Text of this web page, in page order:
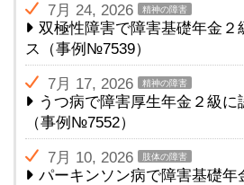
7月 24, 2026 精神の障害
双極性障害で障害基礎年金２
ス（事例№7539）
7月 17, 2026 精神の障害
うつ病で障害厚生年金２級に
（事例№7552）
7月 10, 2026 肢体の障害
パーキンソン病で障害基礎年